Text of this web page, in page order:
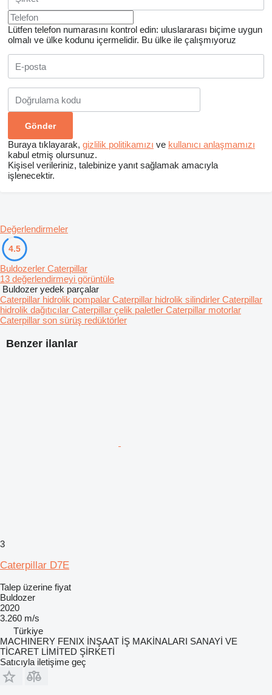
Lütfen telefon numarasını kontrol edin: uluslararası biçime uygun
olmalı ve ülke kodunu içermelidir. Bu ülke ile çalışmıyoruz
Buraya tıklayarak, gizlilik politikamızı ve kullanıcı anlaşmamızı
kabul etmiş olursunuz.
Kişisel verileriniz, talebinize yanıt sağlamak amacıyla
işlenecektir.
Benzer ilanlar
3
Caterpillar D7E
Talep üzerine fiyat
Buldozer
2020
3.260 m/s
Türkiye
MACHINERY FENIX İNŞAAT İŞ MAKİNALARI SANAYİ VE
TİCARET LİMİTED ŞİRKETİ
Satıcıyla iletişime geç
Değerlendirmeler
4.5
Buldozerler Caterpillar
13 değerlendirmeyi görüntüle
Buldozer yedek parçalar
Caterpillar hidrolik pompalar Caterpillar hidrolik silindirler Caterpillar
hidrolik dağıtıcılar Caterpillar çelik paletler Caterpillar motorlar
Caterpillar son sürüş redüktörler